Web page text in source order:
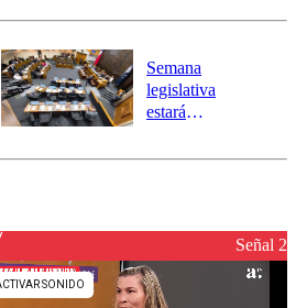
activa Alerta
Preventiva en
tres comunas
Semana
legislativa
estará
el fin de la
reconstrucciónSeñal 2